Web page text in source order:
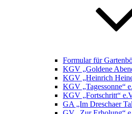
Formular für
KGV „Goldene
KGV „Heinrich
KGV „Tagessonne“
KGV „Fortschritt“
GA „Im Dreschaer